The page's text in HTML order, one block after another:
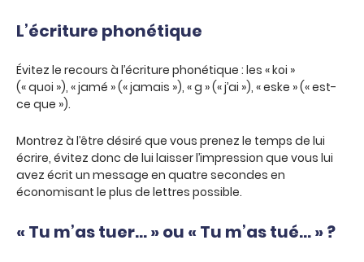
L’écriture phonétique
Évitez le recours à l’écriture phonétique : les « koi »
(« quoi »), « jamé » (« jamais »), « g » (« j’ai »), « eske » (« est-
ce que »).
Montrez à l’être désiré que vous prenez le temps de lui
écrire, évitez donc de lui laisser l’impression que vous lui
avez écrit un message en quatre secondes en
économisant le plus de lettres possible.
« Tu m’as tuer… » ou « Tu m’as tué… » ?